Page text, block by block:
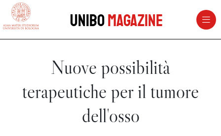
vai al contenuto della pagina
UniboMagazine
Nuove possibilità
terapeutiche per il tumore
dell'osso